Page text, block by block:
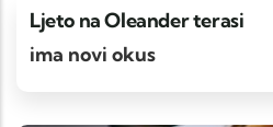
Ljeto na Oleander terasi
ima novi okus